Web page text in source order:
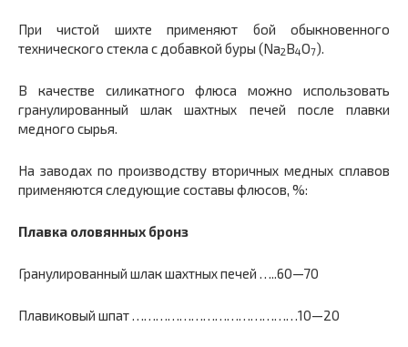
При чистой шихте применяют бой обыкновенного
технического стекла с добавкой буры (Na2B4O7).
В качестве силикатного флюса можно использовать
гранулированный шлак шахтных печей после плавки
медного сырья.
На заводах по производству вторичных медных сплавов
применяются следующие составы флюсов, %:
Плавка оловянных бронз
Гранулированный шлак шахтных печей …..60—70
Плавиковый шпат ……………………………………10—20